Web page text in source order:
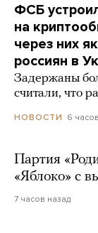
ФСБ
на
через них
россиян в
Задержаны
считали, что
НОВОСТИ 6
Партия
«Яблоко» с
7 часов назад